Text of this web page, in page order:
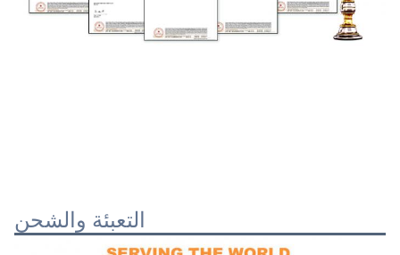
التعبئة والشحن